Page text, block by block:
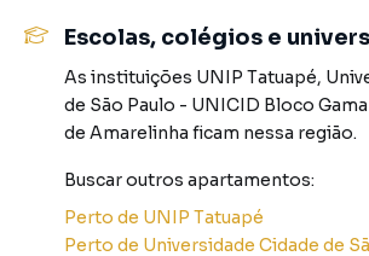
Clube Corinthians, a faculdade Unip e o
adicionam um charme especial à região.
apenas 3 quadras do metrô Carrão,
nas proximidades e acesso rápido às
tempo para aproveitar as atividades que
importam.
Escolas, colégios e
As instituições UNIP Tatuapé,
de São Paulo - UNICID Bloco Gama
de Amarelinha ficam nessa região.
Buscar outros apartamentos:
Perto de UNIP Tatuapé
Perto de Universidade Cidade de